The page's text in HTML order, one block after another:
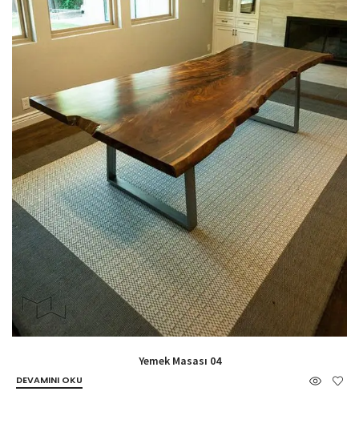
Yemek Masası 04
DEVAMINI OKU